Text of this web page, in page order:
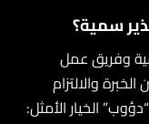
سمية؟
عمل
والالتزام
الخيار الأمثل: